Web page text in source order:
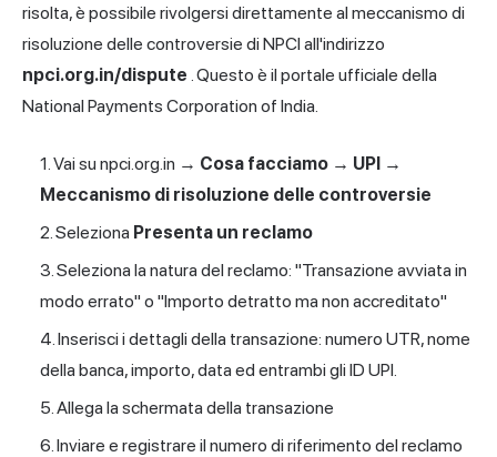
risolta, è possibile rivolgersi direttamente al meccanismo di
risoluzione delle controversie di NPCI all'indirizzo
npci.org.in/dispute . Questo è il portale ufficiale della
National Payments Corporation of India.
Vai su npci.org.in → Cosa facciamo → UPI →
Meccanismo di risoluzione delle controversie
Seleziona Presenta un reclamo
Seleziona la natura del reclamo: "Transazione avviata in
modo errato" o "Importo detratto ma non accreditato"
Inserisci i dettagli della transazione: numero UTR, nome
della banca, importo, data ed entrambi gli ID UPI.
Allega la schermata della transazione
Inviare e registrare il numero di riferimento del reclamo